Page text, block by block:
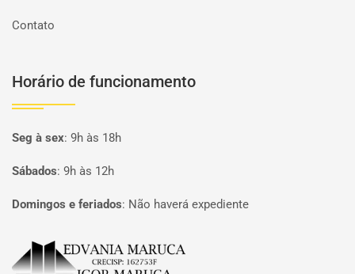
Contato
Horário de funcionamento
Seg à sex: 9h às 18h
Sábados: 9h às 12h
Domingos e feriados: Não haverá expediente
Página inicial